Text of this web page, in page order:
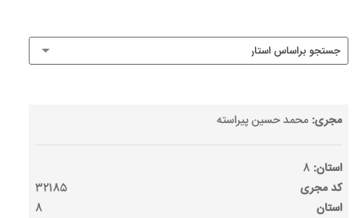
مجری: محمد حسین پیراسته
استان: 8
کد مجری
32185
استان
8